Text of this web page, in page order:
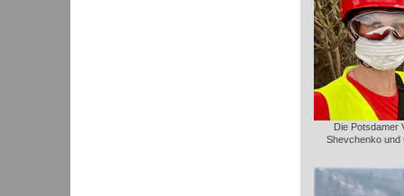
Die Potsdamer
Shevchenko und